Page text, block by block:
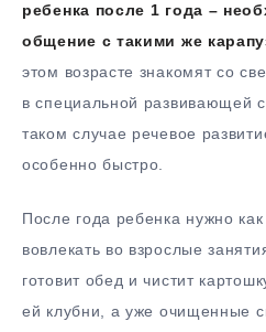
ребенка после 1 года –
общение с такими же
этом возрасте знакомят со
в специальной развивающей
таком случае речевое
особенно быстро.
После года ребенка нужно
вовлекать во взрослые
готовит обед и чистит
ей клубни, а уже очищенные